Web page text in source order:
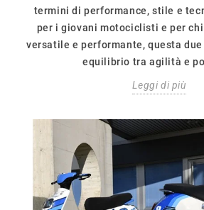
termini di performance, stile e
per i giovani motociclisti e per
versatile e performante, questa
equilibrio tra agilità e
Leggi di più